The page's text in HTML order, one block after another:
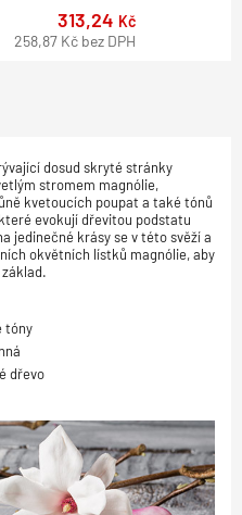
313,24 Kč
258,87 Kč bez DPH
dosud skryté stránky
stromem magnólie,
kvetoucích poupat a také tónů
evokují dřevitou podstatu
jedinečné krásy se v této svěží a
okvětních lístků magnólie, aby
tóny
dřevo